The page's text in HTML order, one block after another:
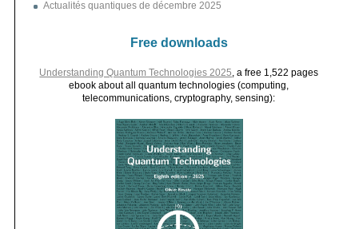
Actualités quantiques de décembre 2025
Free downloads
Understanding Quantum Technologies 2025 , a free 1,522 pages
ebook about all quantum technologies (computing,
telecommunications, cryptography, sensing):